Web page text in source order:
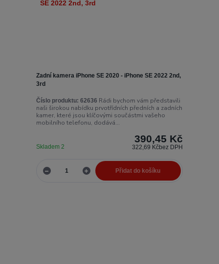
Zadní kamera iPhone SE 2020 - iPhone SE 2022 2nd,
3rd
Číslo produktu: 62636 Rádi bychom vám představili
naši širokou nabídku prvotřídních předních a zadních
kamer, které jsou klíčovými součástmi vašeho
mobilního telefonu, dodává...
390,45 Kč
322,69 Kčbez DPH
Skladem 2
Přidat do košíku